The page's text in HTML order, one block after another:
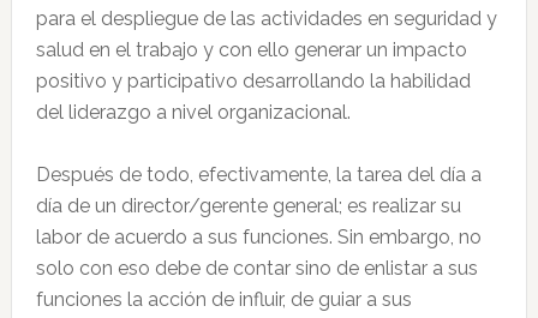
para el despliegue de las actividades en seguridad y
salud en el trabajo y con ello generar un impacto
positivo y participativo desarrollando la habilidad
del liderazgo a nivel organizacional.
Después de todo, efectivamente, la tarea del día a
día de un director/gerente general; es realizar su
labor de acuerdo a sus funciones. Sin embargo, no
solo con eso debe de contar sino de enlistar a sus
funciones la acción de influir, de guiar a sus